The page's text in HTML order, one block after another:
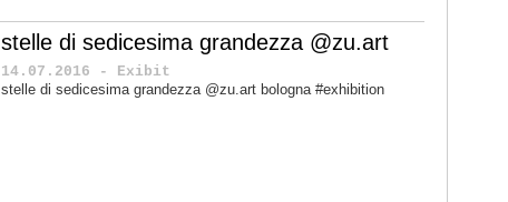
stelle di sedicesima grandezza @zu.art
14.07.2016 - Exibit
stelle di sedicesima grandezza @zu.art bologna #exhibition